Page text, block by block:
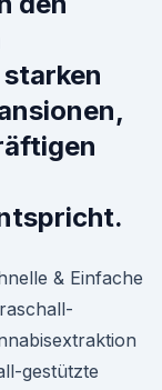
& Einfache
gestützte